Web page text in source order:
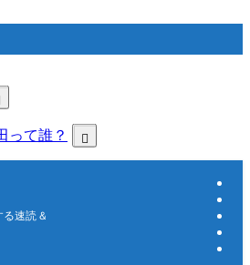
って誰？
速読＆高速学習の研究所